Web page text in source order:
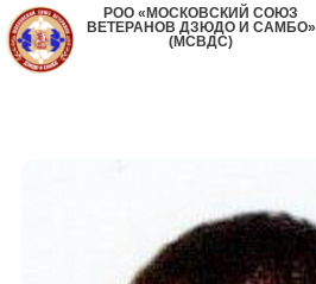
РОО «МОСКОВСКИЙ СОЮЗ
ВЕТЕРАНОВ ДЗЮДО И САМБО»
(МСВДС)